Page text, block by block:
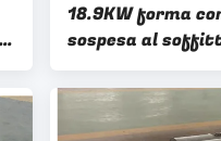
18.9KW forma
sospesa al
scuola